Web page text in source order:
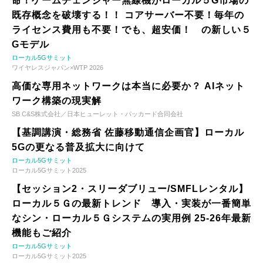
既存概念を破壊する！！ コアサーバー不要！毎年の
ライセンス費用も不要！でも、超安価！ の新しい５
Gモデル
ローカル5Gサミット
ワイヤレスジャパン×WTP 2026
高価な専用ネットワークは本当に必要か？ AIネット
ワーク構築の現実解
SB C&S株式会社／日本ヒューレット・パッカード合同会社
【基調講演・総務省 佐藤移動通信企画官】ローカル
5Gの更なる普及拡大に向けて
ローカル5Gサミット
ローカル5Gサミット2025
【セッション2・スリーダブリュー/SMFLレンタル】
ローカル５Ｇの最新トレンド 導入・実装が一番簡単
なシン・ローカル５Ｇシステムの実用例 25-26年最新
機能もご紹介
ローカル5Gサミット
ローカル5Gサミット2025